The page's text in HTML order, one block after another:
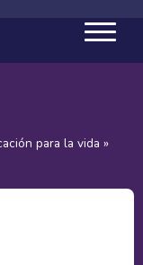
para la vida »